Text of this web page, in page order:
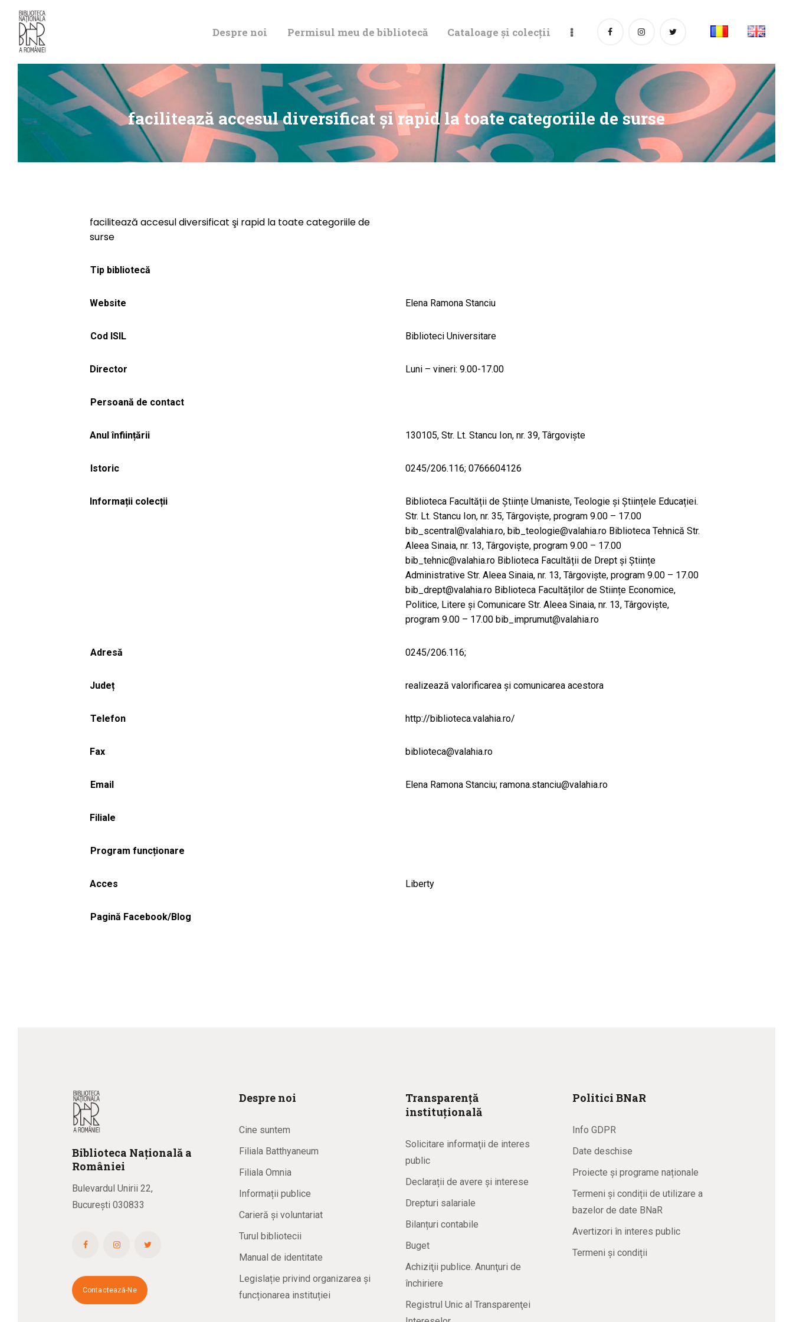
Despre noi Permisul meu de bibliotecă Cataloage și colecții
facilitează accesul diversificat şi rapid la toate categoriile de surse
DE BIBLIOTECĂ
CATALOAGE ȘI
COLECȚII
facilitează accesul diversificat şi rapid la toate categoriile de
surse
Tip bibliotecă
Website Elena Ramona Stanciu
Cod ISIL Biblioteci Universitare
Director Luni – vineri: 9.00-17.00
Persoană de contact
Anul înființării 130105, Str. Lt. Stancu Ion, nr. 39, Târgoviște
Istoric 0245/206.116; 0766604126
Informații colecții
Biblioteca Facultății de Științe Umaniste, Teologie și Științele Educației.
Str. Lt. Stancu Ion, nr. 35, Târgoviște, program 9.00 – 17.00
bib_scentral@valahia.ro, bib_teologie@valahia.ro Biblioteca Tehnică Str.
Aleea Sinaia, nr. 13, Târgoviște, program 9.00 – 17.00
bib_tehnic@valahia.ro Biblioteca Facultății de Drept și Științe
Administrative Str. Aleea Sinaia, nr. 13, Târgoviște, program 9.00 – 17.00
bib_drept@valahia.ro Biblioteca Facultăților de Stiințe Economice,
Politice, Litere și Comunicare Str. Aleea Sinaia, nr. 13, Târgoviște,
program 9.00 – 17.00 bib_imprumut@valahia.ro
Adresă 0245/206.116;
Județ realizează valorificarea şi comunicarea acestora
Telefon http://biblioteca.valahia.ro/
Fax biblioteca@valahia.ro
Email Elena Ramona Stanciu; ramona.stanciu@valahia.ro
Filiale
Program funcționare
Acces Liberty
Pagină Facebook/Blog
Biblioteca Națională a
României
Bulevardul Unirii 22,
București 030833
Contactează-Ne
Despre noi
Cine suntem
Filiala Batthyaneum
Filiala Omnia
Informații publice
Carieră și voluntariat
Turul bibliotecii
Manual de identitate
Legislație privind organizarea și
funcționarea instituției
Transparență
instituțională
Solicitare informaţii de interes
public
Declarații de avere și interese
Drepturi salariale
Bilanțuri contabile
Buget
Achiziţii publice. Anunţuri de
închiriere
Registrul Unic al Transparenţei
Politici BNaR
Info GDPR
Date deschise
Proiecte și programe naționale
Termeni și condiții de utilizare a
bazelor de date BNaR
Avertizori în interes public
Termeni și condiții